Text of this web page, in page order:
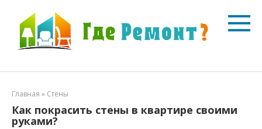
контенту
Главная » Стены
Как покрасить стены в квартире своими
руками?